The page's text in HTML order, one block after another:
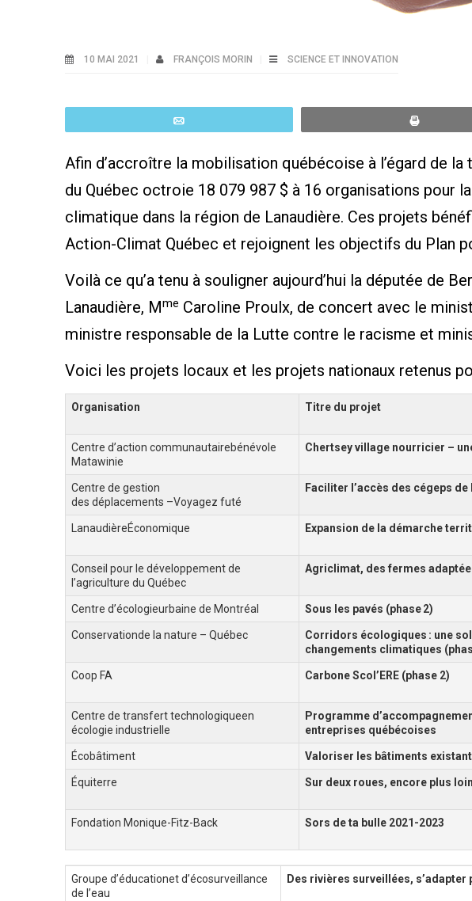
10 MAI 2021 FRANÇOIS MORIN SCIENCE ET INNOVATION
Afin d’accroître la mobilisation québécoise à l’égard de
du Québec octroie 18 079 987 $ à 16 organisations pour
climatique dans la région de Lanaudière. Ces projets
Action-Climat Québec et rejoignent les objectifs du Plan
Voilà ce qu’a tenu à souligner aujourd’hui la députée de
Lanaudière, Mme Caroline Proulx, de concert avec le
ministre responsable de la Lutte contre le racisme et
Voici les projets locaux et les projets nationaux retenus
Organisation Titre du projet
Centre d’action communautairebénévole
Matawinie
Chertsey village nourricier –
Centre de gestion
des déplacements –Voyagez futé
Faciliter l’accès des cégeps de
LanaudièreÉconomique Expansion de la démarche
Conseil pour le développement de
l’agriculture du Québec
Agriclimat, des fermes
Centre d’écologieurbaine de Montréal Sous les pavés (phase2)
Conservationde la nature – Québec Corridors écologiques : une
changements climatiques
Coop FA Carbone Scol’ERE (phase 2)
Centre de transfert technologiqueen
écologie industrielle
Programme
entreprises québécoises
Écobâtiment Valoriser les bâtiments
Équiterre Sur deux roues, encore plus loin
Fondation Monique-Fitz-Back Sors de ta bulle 2021-2023
Groupe d’éducationet d’écosurveillance
de l’eau
Des rivières surveillées, s’adapter